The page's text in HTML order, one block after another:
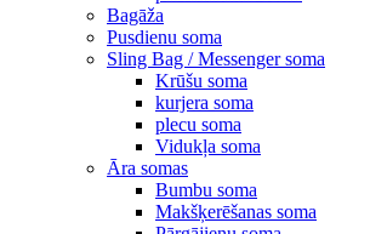
Bagāža
Pusdienu soma
Sling Bag / Messenger soma
Krūšu soma
kurjera soma
plecu soma
Vidukļa soma
Āra somas
Bumbu soma
Makšķerēšanas soma